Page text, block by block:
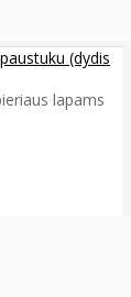
(dydis
lapams